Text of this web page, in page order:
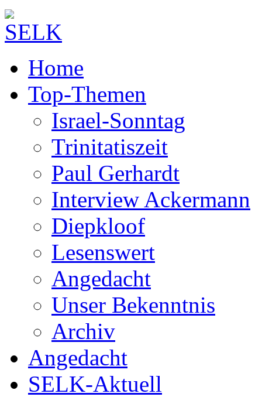
Home
Top-Themen
Israel-Sonntag
Trinitatiszeit
Paul Gerhardt
Interview Ackermann
Diepkloof
Lesenswert
Angedacht
Unser Bekenntnis
Archiv
Angedacht
SELK-Aktuell